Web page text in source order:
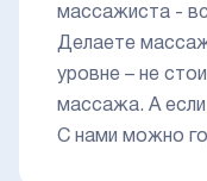
массажиста -
Делаете
уровне – не
массажа. А если
С нами можно